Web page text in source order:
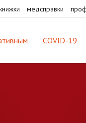
медсправки
COVID-19